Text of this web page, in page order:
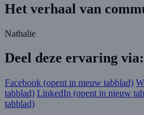
Het verhaal van
Nathalie
Deel deze ervaring via:
Facebook (opent in nieuw tabblad)
tabblad) LinkedIn (opent in nieuw
tabblad)